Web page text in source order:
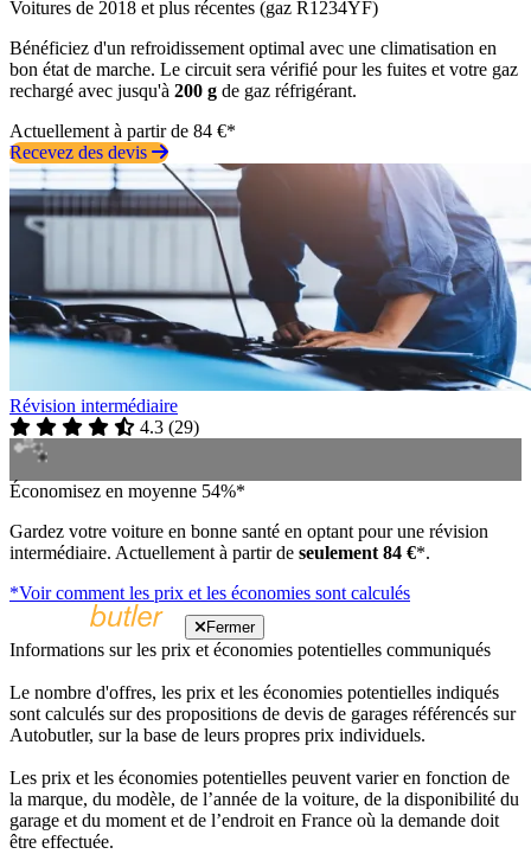
Voitures de 2018 et plus récentes (gaz R1234YF)
Bénéficiez d'un refroidissement optimal avec une climatisation en
bon état de marche. Le circuit sera vérifié pour les fuites et votre gaz
rechargé avec jusqu'à 200 g de gaz réfrigérant.
Actuellement à partir de 84 €*
Recevez des devis
Révision intermédiaire
4.3 (29)
Économisez en moyenne 54%*
Gardez votre voiture en bonne santé en optant pour une révision
intermédiaire. Actuellement à partir de seulement 84 €*.
*Voir comment les prix et les économies sont calculés
Fermer
Informations sur les prix et économies potentielles communiqués
Le nombre d'offres, les prix et les économies potentielles indiqués
sont calculés sur des propositions de devis de garages référencés sur
Autobutler, sur la base de leurs propres prix individuels.
Les prix et les économies potentielles peuvent varier en fonction de
la marque, du modèle, de l’année de la voiture, de la disponibilité du
garage et du moment et de l’endroit en France où la demande doit
être effectuée.